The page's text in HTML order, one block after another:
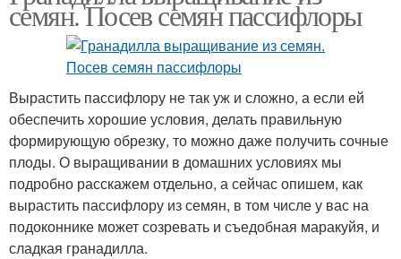
семян. Посев семян пассифлоры
Вырастить пассифлору не так уж и сложно, а если ей
обеспечить хорошие условия, делать правильную
формирующую обрезку, то можно даже получить сочные
плоды. О выращивании в домашних условиях мы
подробно расскажем отдельно, а сейчас опишем, как
вырастить пассифлору из семян, в том числе у вас на
подоконнике может созревать и съедобная маракуйя, и
сладкая гранадилла.